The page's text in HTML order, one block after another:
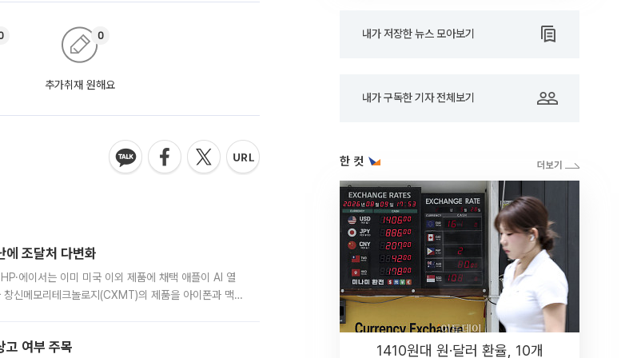
추가취재 원해요
0
조달처 다변화
에이서는 이미 미국 이외 제품에 채택 애플이 AI 열
신메모리테크놀로지(CXMT)의 제품을 아이폰과 맥북
여부 주목
내가 저장한 뉴스 모아보기
내가 구독한 기자 전체보기
한 컷
1410원대 원·달러 환율, 10개